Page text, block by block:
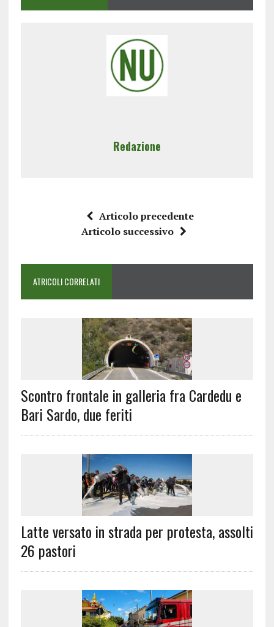
Redazione
Articolo precedente
Articolo successivo
ATRICOLI CORRELATI
Scontro frontale in galleria fra Cardedu e
Bari Sardo, due feriti
Latte versato in strada per protesta, assolti
26 pastori